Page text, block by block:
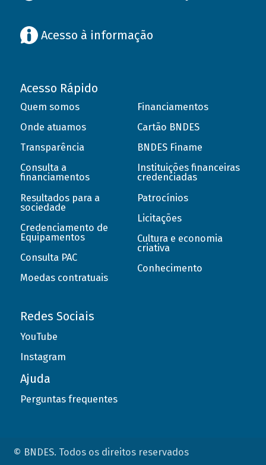
Acesso à informação
Acesso Rápido
Quem somos
Onde atuamos
Transparência
Consulta a
financiamentos
Resultados para a
sociedade
Credenciamento de
Equipamentos
Consulta PAC
Moedas contratuais
Financiamentos
Cartão BNDES
BNDES Finame
Instituições financeiras
credenciadas
Patrocínios
Licitações
Cultura e economia
criativa
Conhecimento
Redes Sociais
YouTube
Instagram
Ajuda
Perguntas frequentes
© BNDES. Todos os direitos reservados